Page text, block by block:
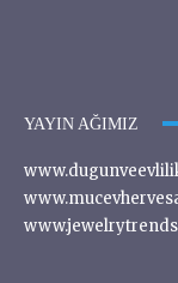
YAYIN AĞIMIZ